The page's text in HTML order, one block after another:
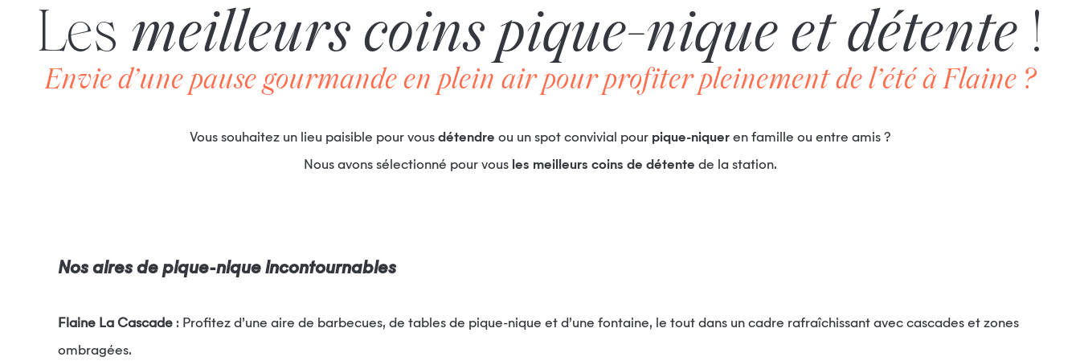
Les meilleurs coins pique-nique et détente !
Envie d’une pause gourmande en plein air pour profiter pleinement de l’été à Flaine ?
Vous souhaitez un lieu paisible pour vous détendre ou un spot convivial pour pique-niqueren famille ou entre amis ?
Nous avons sélectionné pour vous les meilleurs coins de détente de la station.
Nos aires de pique-nique incontournables
Flaine La Cascade : Profitez d’une aire de barbecues, de tables de pique-nique et d’une fontaine, le tout dans un cadre rafraîchissant avec cascades et zones
ombragées.